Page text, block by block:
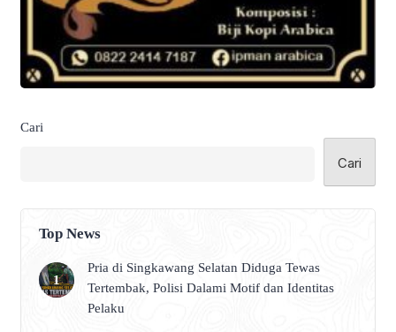
Cari
Cari
Top News
Pria di Singkawang Selatan Diduga Tewas
Tertembak, Polisi Dalami Motif dan Identitas
Pelaku